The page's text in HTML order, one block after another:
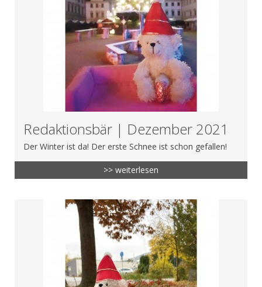
Redaktionsbär | Dezember 2021
Der Winter ist da! Der erste Schnee ist schon gefallen!
>> weiterlesen